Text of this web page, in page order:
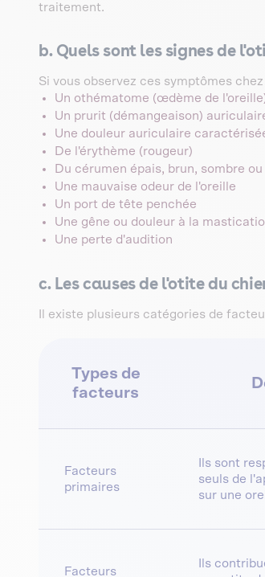
traitement.
b. Quels sont les signes de
Si vous observez ces symptômes
Un othématome (œdème de
Un prurit (démangeaison)
Une douleur auriculaire
De l'érythème (rougeur)
Du cérumen épais, brun, sombre
Une mauvaise odeur de l'oreille
Un port de tête penchée
Une gêne ou douleur à la
Une perte d'audition
c. Les causes de l'otite du
Il existe plusieurs catégories de
Types de
facteurs
Facteurs
primaires
Ils sont
seuls de
sur une
Facteurs
Ils